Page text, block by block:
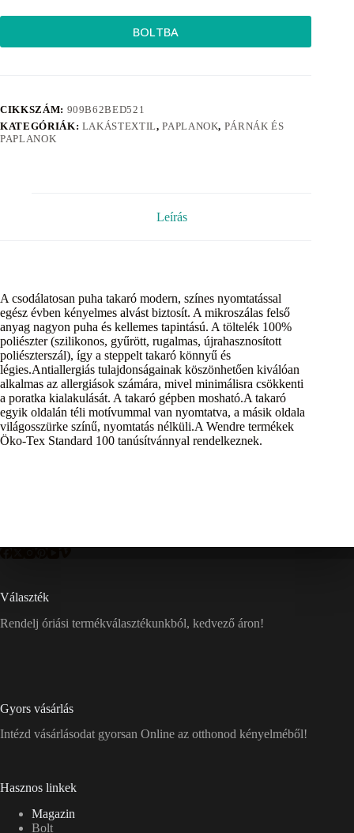
BOLTBA
CIKKSZÁM: 909B62BED521
KATEGÓRIÁK: LAKÁSTEXTIL,PAPLANOK, PÁRNÁK ÉS
PAPLANOK
Leírás
A csodálatosan puha takaró modern, színes nyomtatással
egész évben kényelmes alvást biztosít. A mikroszálas felső
anyag nagyon puha és kellemes tapintású. A töltelék 100%
poliészter (szilikonos, gyűrött, rugalmas, újrahasznosított
poliészterszál), így a steppelt takaró könnyű és
légies.Antiallergiás tulajdonságainak köszönhetően kiválóan
alkalmas az allergiások számára, mivel minimálisra csökkenti
a poratka kialakulását. A takaró gépben mosható.A takaró
egyik oldalán téli motívummal van nyomtatva, a másik oldala
világosszürke színű, nyomtatás nélküli.A Wendre termékek
Öko-Tex Standard 100 tanúsítvánnyal rendelkeznek.
Választék
Rendelj óriási termékválasztékunkból, kedvező áron!
Gyors vásárlás
Intézd vásárlásodat gyorsan Online az otthonod kényelméből!
Hasznos linkek
Magazin
Bolt